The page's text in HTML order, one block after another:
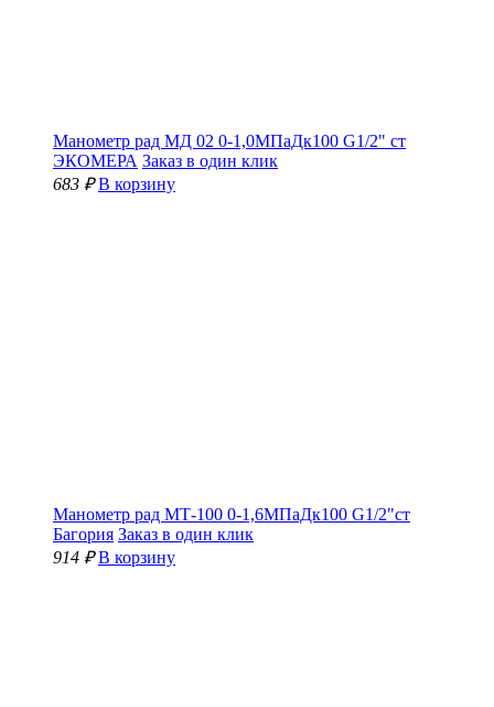
Манометр рад МД 02 0-1,0МПаДк100 G1/2" ст
ЭКОМЕРА Заказ в один клик
683 ₽ В корзину
Манометр рад МТ-100 0-1,6МПаДк100 G1/2"ст
Багория Заказ в один клик
914 ₽ В корзину